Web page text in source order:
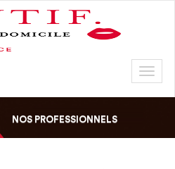
NOS PROFESSIONNELS